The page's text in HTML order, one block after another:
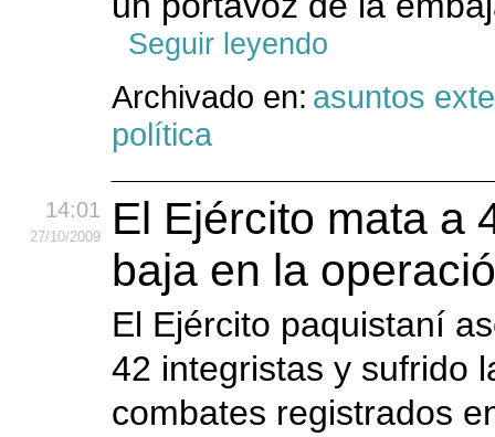
Seguir leyendo
Archivado en: asuntos
política
14:01
27/10/2009
El Ejército mata a
baja en la
El Ejército paquistaní
42 integristas y sufrido
combates registrados